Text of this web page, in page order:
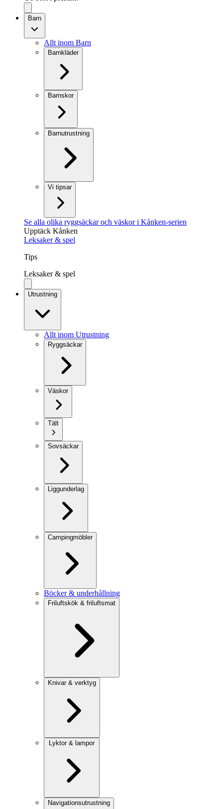
Barn
Allt inom Barn
Barnkläder
Barnskor
Barnutrustning
Vi tipsar
Se alla olika ryggsäckar och väskor i Kånken-serien
Upptäck Kånken
Leksaker & spel
Tips
Leksaker & spel
Utrustning
Allt inom Utrustning
Ryggsäckar
Väskor
Tält
Sovsäckar
Liggunderlag
Campingmöbler
Böcker & underhållning
Friluftskök & friluftsmat
Knivar & verktyg
Lyktor & lampor
Navigationsutrustning